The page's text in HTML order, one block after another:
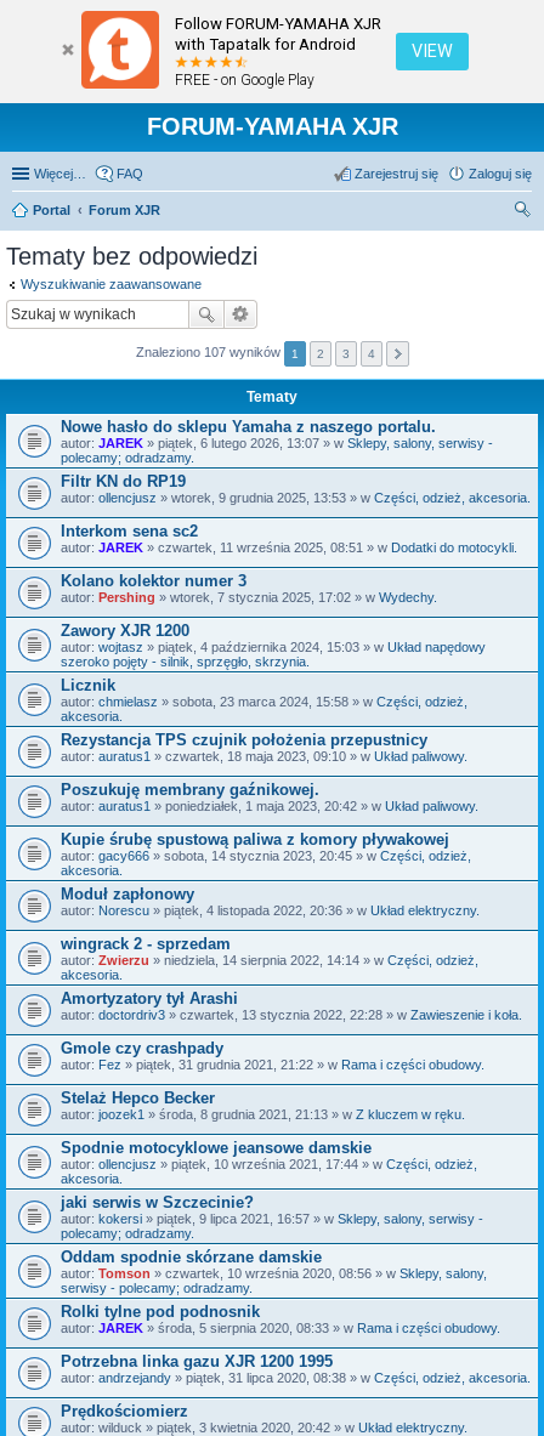
Follow FORUM-YAMAHA XJR
with Tapatalk for Android
FREE - on Google Play
VIEW
FORUM-YAMAHA XJR
Więcej… FAQ Zaloguj się
Zarejestruj się
Portal
Forum XJR
Tematy bez odpowiedzi
Wyszukiwanie zaawansowane
Znaleziono 107 wyników 1 2 3 4
Tematy
Nowe hasło do sklepu Yamaha z naszego portalu.
autor: JAREK » piątek, 6 lutego 2026, 13:07 » w Sklepy, salony, serwisy -
polecamy; odradzamy.
Filtr KN do RP19
autor: ollencjusz » wtorek, 9 grudnia 2025, 13:53 » w Części, odzież, akcesoria.
Interkom sena sc2
autor: JAREK » czwartek, 11 września 2025, 08:51 » w Dodatki do motocykli.
Kolano kolektor numer 3
autor: Pershing » wtorek, 7 stycznia 2025, 17:02 » w Wydechy.
Zawory XJR 1200
autor: wojtasz » piątek, 4 października 2024, 15:03 » w Układ napędowy
szeroko pojęty - silnik, sprzęgło, skrzynia.
Licznik
autor: chmielasz » sobota, 23 marca 2024, 15:58 » w Części, odzież,
akcesoria.
Rezystancja TPS czujnik położenia przepustnicy
autor: auratus1 » czwartek, 18 maja 2023, 09:10 » w Układ paliwowy.
Poszukuję membrany gaźnikowej.
autor: auratus1 » poniedziałek, 1 maja 2023, 20:42 » w Układ paliwowy.
Kupie śrubę spustową paliwa z komory pływakowej
autor: gacy666 » sobota, 14 stycznia 2023, 20:45 » w Części, odzież,
akcesoria.
Moduł zapłonowy
autor: Norescu » piątek, 4 listopada 2022, 20:36 » w Układ elektryczny.
wingrack 2 - sprzedam
autor: Zwierzu » niedziela, 14 sierpnia 2022, 14:14 » w Części, odzież,
akcesoria.
Amortyzatory tył Arashi
autor: doctordriv3 » czwartek, 13 stycznia 2022, 22:28 » w Zawieszenie i koła.
Gmole czy crashpady
autor: Fez » piątek, 31 grudnia 2021, 21:22 » w Rama i części obudowy.
Stelaż Hepco Becker
autor: joozek1 » środa, 8 grudnia 2021, 21:13 » w Z kluczem w ręku.
Spodnie motocyklowe jeansowe damskie
autor: ollencjusz » piątek, 10 września 2021, 17:44 » w Części, odzież,
akcesoria.
jaki serwis w Szczecinie?
autor: kokersi » piątek, 9 lipca 2021, 16:57 » w Sklepy, salony, serwisy -
polecamy; odradzamy.
Oddam spodnie skórzane damskie
autor: Tomson » czwartek, 10 września 2020, 08:56 » w Sklepy, salony,
serwisy - polecamy; odradzamy.
Rolki tylne pod podnosnik
autor: JAREK » środa, 5 sierpnia 2020, 08:33 » w Rama i części obudowy.
Potrzebna linka gazu XJR 1200 1995
autor: andrzejandy » piątek, 31 lipca 2020, 08:38 » w Części, odzież, akcesoria.
Prędkościomierz
autor: wilduck » piątek, 3 kwietnia 2020, 20:42 » w Układ elektryczny.